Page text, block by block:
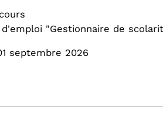
"Gestionnaire de
septembre 2026